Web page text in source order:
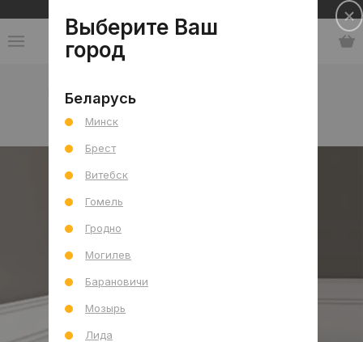
Каталог
Плинтус напольный
Выберите Ваш
город
Беларусь
Минск
Брест
Витебск
Гомель
Гродно
Могилев
Барановичи
Мозырь
Лида